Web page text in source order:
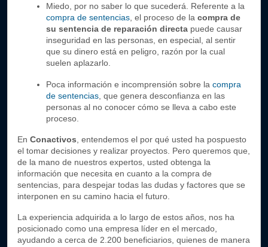
compra de sentencias , el proceso de la compra de
su sentencia de reparación directa puede causar
inseguridad en las personas, en especial, al sentir
que su dinero está en peligro, razón por la cual
suelen aplazarlo.
Poca información e incomprensión sobre la compra
de sentencias , que genera desconfianza en las
personas al no conocer cómo se lleva a cabo este
proceso.
En Conactivos , entendemos el por qué usted ha pospuesto
el tomar decisiones y realizar proyectos. Pero queremos que,
de la mano de nuestros expertos, usted obtenga la
información que necesita en cuanto a la compra de
sentencias, para despejar todas las dudas y factores que se
interponen en su camino hacia el futuro.
La experiencia adquirida a lo largo de estos años, nos ha
posicionado como una empresa líder en el mercado,
ayudando a cerca de 2.200 beneficiarios, quienes de manera